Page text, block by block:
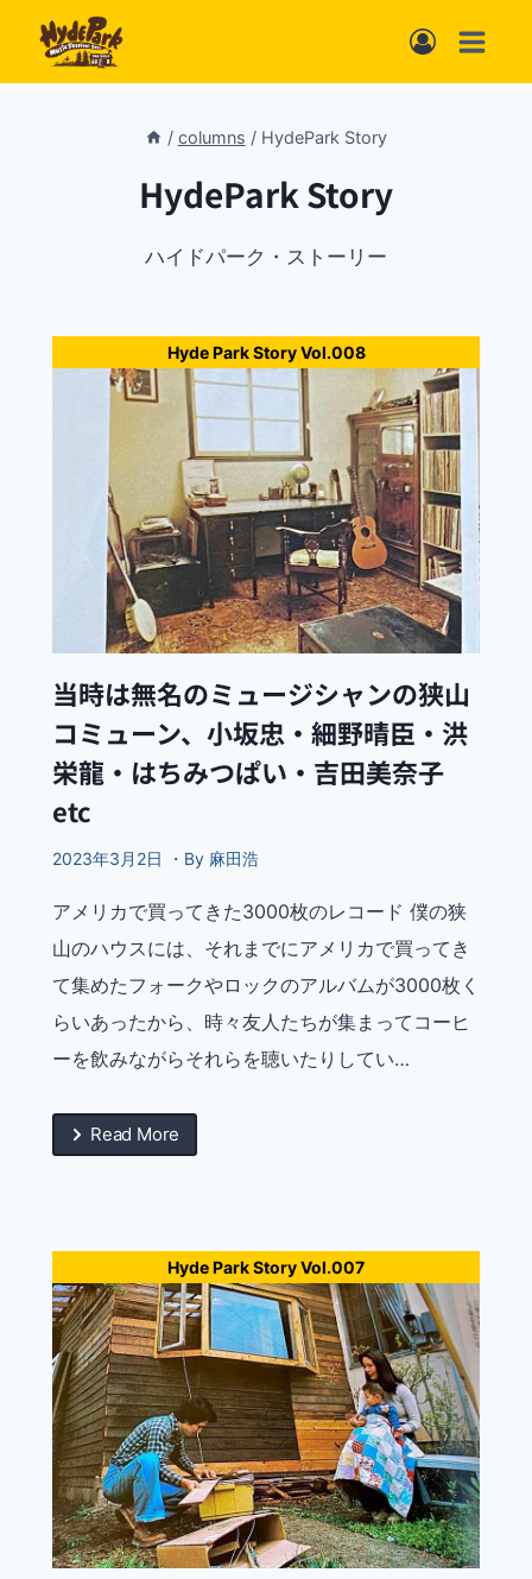
/ columns / HydePark Story
HydePark Story
ハイドパーク・ストーリー
Hyde Park Story Vol.008
当時は無名のミュージシャンの狭山
コミューン、小坂忠・細野晴臣・洪
栄龍・はちみつぱい・吉田美奈子
etc
2023年3月2日 ・By 麻田浩
アメリカで買ってきた3000枚のレコード 僕の狭
山のハウスには、それまでにアメリカで買ってき
て集めたフォークやロックのアルバムが3000枚く
らいあったから、時々友人たちが集まってコーヒ
ーを飲みながらそれらを聴いたりしてい…
Read More
Hyde Park Story Vol.007